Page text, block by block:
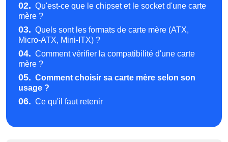
02. Qu'est-ce que le chipset et le socket d'une carte
mère ?
03. Quels sont les formats de carte mère (ATX,
Micro-ATX, Mini-ITX) ?
04. Comment vérifier la compatibilité d'une carte
mère ?
05. Comment choisir sa carte mère selon son
usage ?
06. Ce qu'il faut retenir